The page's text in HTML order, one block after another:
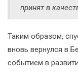
принят в
Таким образом,
вновь вернулся в
событием в